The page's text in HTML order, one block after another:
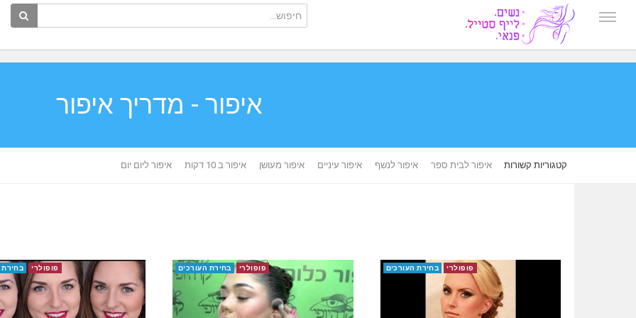
איפור - מדריך איפור
קטגוריות קשורות איפור לבית ספר איפור לנשף איפור עיניים איפור מעושן איפור ב 10 דקות איפור ליום יום
פופולרי בחירת העורכים פופולרי בחירת העורכים פופולרי בחירת